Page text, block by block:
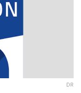
DR